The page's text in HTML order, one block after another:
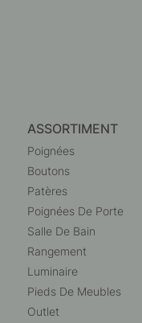
ASSORTIMENT
Poignées
Boutons
Patères
Poignées De Porte
Salle De Bain
Rangement
Luminaire
Pieds De Meubles
Outlet